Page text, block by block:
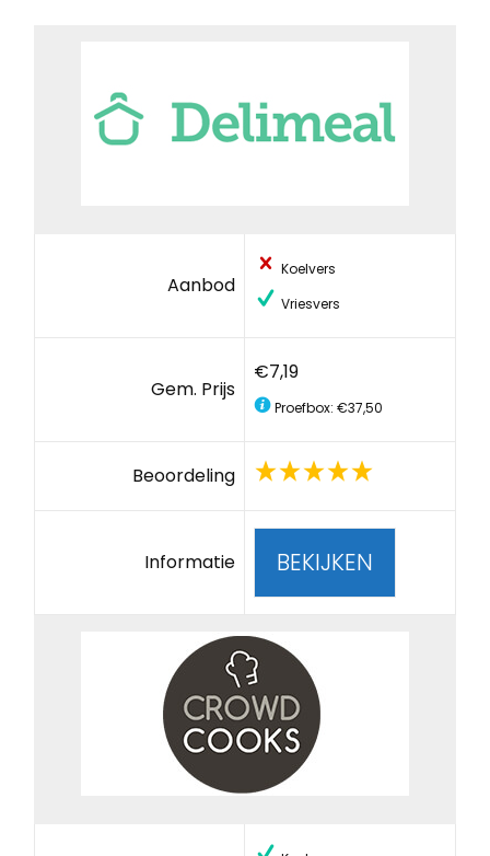
Aanbod
Koelvers
Vriesvers
Gem. Prijs
€7,19
Proefbox: €37,50
Beoordeling
Informatie BEKIJKEN